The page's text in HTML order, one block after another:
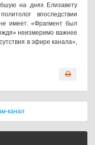
на днях Елизавету
впоследствии
имеет. «Фрагмент был
неизмеримо важнее
в эфире канала»,
канал